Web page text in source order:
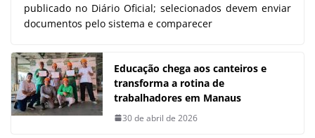
publicado no Diário Oficial; selecionados devem enviar
documentos pelo sistema e comparecer
Educação chega aos canteiros e
transforma a rotina de
trabalhadores em Manaus
30 de abril de 2026